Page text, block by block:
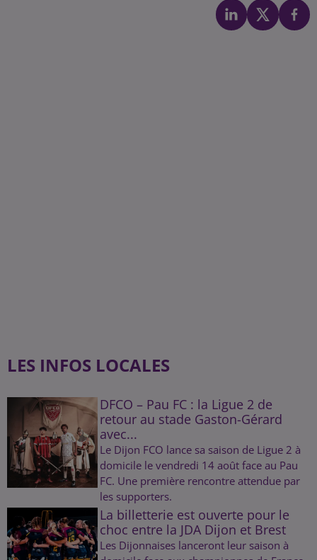
LES INFOS LOCALES
DFCO – Pau FC : la Ligue 2 de
retour au stade Gaston-Gérard
avec...
Le Dijon FCO lance sa saison de Ligue 2 à
domicile le vendredi 14 août face au Pau
FC. Une première rencontre attendue par
les supporters.
La billetterie est ouverte pour le
choc entre la JDA Dijon et Brest
Les Dijonnaises lanceront leur saison à